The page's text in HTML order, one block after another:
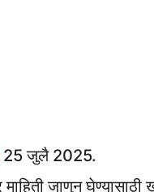
25 जुलै 2025.
जाणुन घेण्यासाठी